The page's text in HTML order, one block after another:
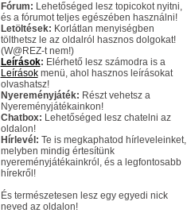
Fórum: Lehetőséged lesz topicokot nyitni,
és a fórumot teljes egészében használni!
Letöltések: Korlátlan menyiségben
tölthetsz le az oldalról hasznos dolgokat!
(W@REZ-t nem!)
Leírások: Elérhető lesz számodra is a
Leírásokmenü, ahol hasznos leírásokat
olvashatsz!
Nyereményjáték: Részt vehetsz a
Nyereményjátékainkon!
Chatbox: Lehetőséged lesz chatelni az
oldalon!
Hírlevél: Te is megkaphatod hírleveleinket,
melyben mindig értesítünk
nyereményjátékainkról, és a legfontosabb
hírekről!
És természetesen lesz egy egyedi nick
neved az oldalon!